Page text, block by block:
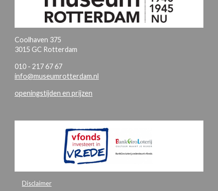
Coolhaven 375
3015 GC Rotterdam
010 - 217 67 67
info@museumrotterdam.nl
openingstijden en prijzen
Disclaimer